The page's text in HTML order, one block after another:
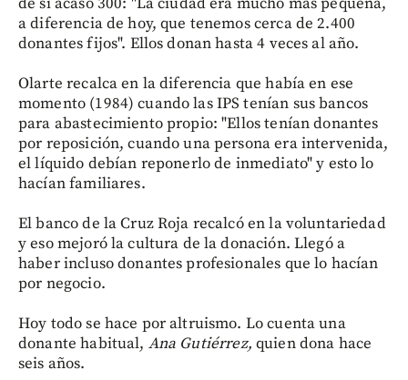
a diferencia de hoy, que tenemos cerca de 2.400
donantes fijos". Ellos donan hasta 4 veces al año.
Olarte recalca en la diferencia que había en ese
momento (1984) cuando las IPS tenían sus bancos
para abastecimiento propio: "Ellos tenían donantes
por reposición, cuando una persona era intervenida,
el líquido debían reponerlo de inmediato" y esto lo
hacían familiares.
El banco de la Cruz Roja recalcó en la voluntariedad
y eso mejoró la cultura de la donación. Llegó a
haber incluso donantes profesionales que lo hacían
por negocio.
Hoy todo se hace por altruismo. Lo cuenta una
donante habitual, Ana Gutiérrez, quien dona hace
seis años.